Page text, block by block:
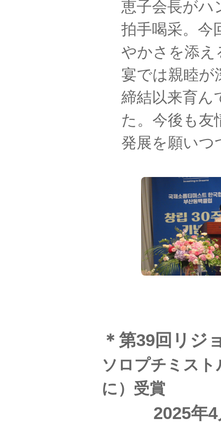
恵子会長がハ
拍手喝采。今
やかさを添え
宴では親睦が
締結以来育ん
た。今後も友
発展を願い
＊第39回リジ
ソロプチミス
に）受賞
2025年